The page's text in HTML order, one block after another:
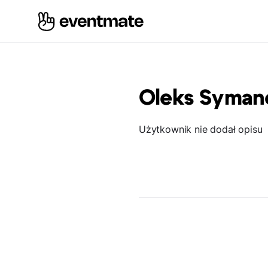
Oleks
Użytkownik nie dodał opisu